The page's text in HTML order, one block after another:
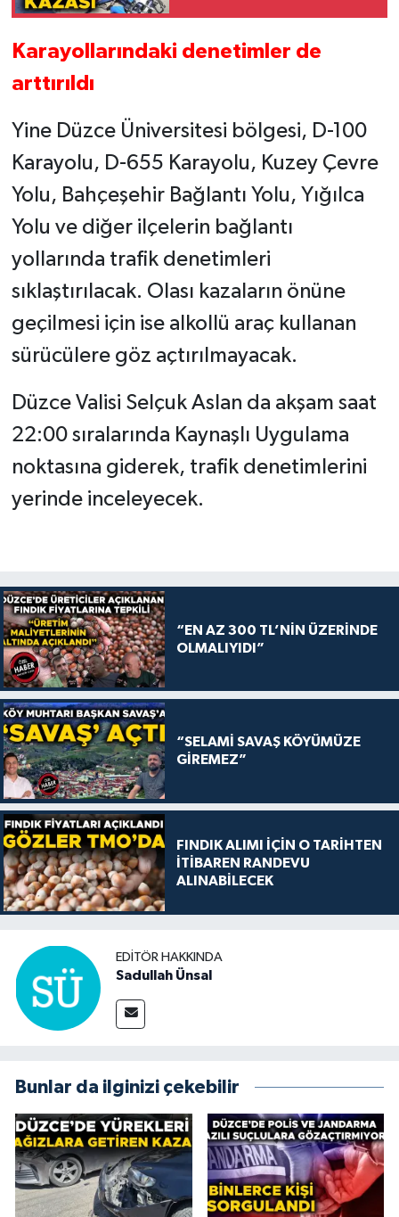
Karayollarındaki denetimler de
arttırıldı
Yine Düzce Üniversitesi bölgesi, D-100
Karayolu, D-655 Karayolu, Kuzey Çevre
Yolu, Bahçeşehir Bağlantı Yolu, Yığılca
Yolu ve diğer ilçelerin bağlantı
yollarında trafik denetimleri
sıklaştırılacak. Olası kazaların önüne
geçilmesi için ise alkollü araç kullanan
sürücülere göz açtırılmayacak.
Düzce Valisi Selçuk Aslan da akşam saat
22:00 sıralarında Kaynaşlı Uygulama
noktasına giderek, trafik denetimlerini
yerinde inceleyecek.
“EN AZ 300 TL’NİN ÜZERİNDE
OLMALIYIDI”
“SELAMİ SAVAŞ KÖYÜMÜZE
GİREMEZ”
FINDIK ALIMI İÇİN O TARİHTEN
İTİBAREN RANDEVU
ALINABİLECEK
EDITÖR HAKKINDA
Sadullah Ünsal
Bunlar da ilginizi çekebilir